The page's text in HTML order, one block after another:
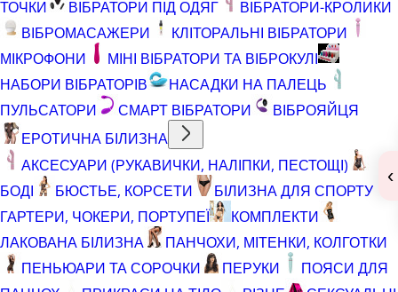
ТОЧКИ
ВІБРАТОРИ ПІД ОДЯГ
ВІБРАТОРИ-КРОЛИКИ
ВІБРОМАСАЖЕРИ
КЛІТОРАЛЬНІ ВІБРАТОРИ
МІКРОФОНИ
МІНІ ВІБРАТОРИ ТА ВІБРОКУЛІ
НАБОРИ ВІБРАТОРІВ
НАСАДКИ НА ПАЛЕЦЬ
ПУЛЬСАТОРИ
СМАРТ ВІБРАТОРИ
ВІБРОЯЙЦЯ
ЕРОТИЧНА БІЛИЗНА
АКСЕСУАРИ (РУКАВИЧКИ, НАЛІПКИ, ПЕСТОЩІ)
БОДІ
БЮСТЬЕ, КОРСЕТИ
БІЛИЗНА ДЛЯ СПОРТУ
ГАРТЕРИ, ЧОКЕРИ, ПОРТУПЕЇ
КОМПЛЕКТИ
ЛАКОВАНА БІЛИЗНА
ПАНЧОХИ, МІТЕНКИ, КОЛГОТКИ
ПЕНЬЮАРИ ТА СОРОЧКИ
ПЕРУКИ
ПОЯСИ ДЛЯ
‹